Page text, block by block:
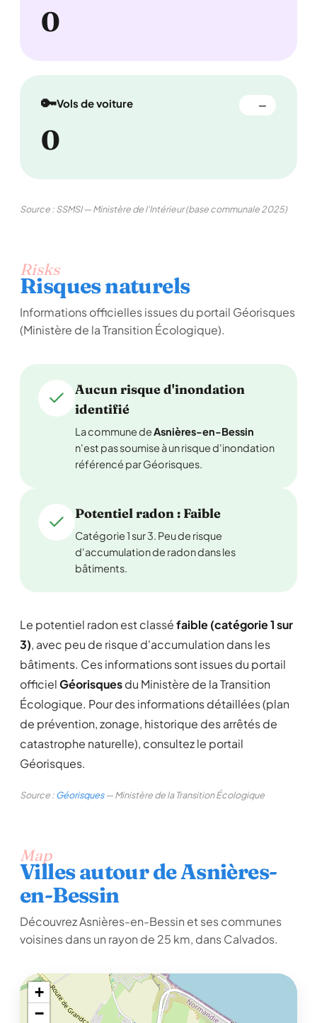
0
🔑Vols de voiture —
0
Source : SSMSI — Ministère de l'Intérieur (base communale 2025)
Risks
Risques naturels
Informations officielles issues du portail Géorisques
(Ministère de la Transition Écologique).
Aucun risque d'inondation
identifié
La commune deAsnières-en-Bessin
n'est pas soumise à un risque d'inondation
référencé par Géorisques.
Potentiel radon : Faible
Catégorie 1 sur 3. Peu de risque
d'accumulation de radon dans les
bâtiments.
Le potentiel radon est classéfaible (catégorie 1 sur
3), avec peu de risque d'accumulation dans les
bâtiments. Ces informations sont issues du portail
officielGéorisquesdu Ministère de la Transition
Écologique. Pour des informations détaillées (plan
de prévention, zonage, historique des arrêtés de
catastrophe naturelle), consultez le portail
Géorisques.
Source :Géorisques— Ministère de la Transition Écologique
Map
Villes autour de Asnières-
en-Bessin
Découvrez Asnières-en-Bessin et ses communes
voisines dans un rayon de 25 km, dans Calvados.
+
−